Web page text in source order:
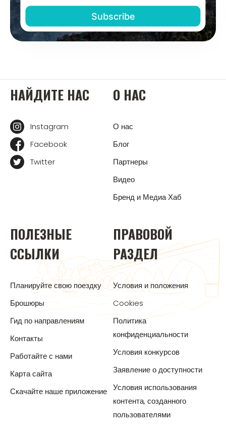
НАЙДИТЕ НАС
Instagram
Facebook
Twitter
О НАС
О нас
Блог
Партнеры
Видео
Бренд и Медиа Хаб
ПОЛЕЗНЫЕ
ССЫЛКИ
Планируйте свою поездку
Брошюры
Гид по направлениям
Контакты
Работайте с нами
Карта сайта
Скачайте наше приложение
ПРАВОВОЙ
РАЗДЕЛ
Условия и положения
Cookies
Политика
конфиденциальности
Условия конкурсов
Заявление о доступности
Условия использования
контента, созданного
пользователями